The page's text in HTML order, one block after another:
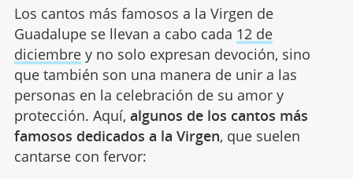
Los cantos más famosos a la Virgen de
Guadalupe se llevan a cabo cada 12 de
diciembrey no solo expresan devoción, sino
que también son una manera de unir a las
personas en la celebración de su amor y
protección. Aquí, algunos de los cantos más
famosos dedicados a la Virgen, que suelen
cantarse con fervor: